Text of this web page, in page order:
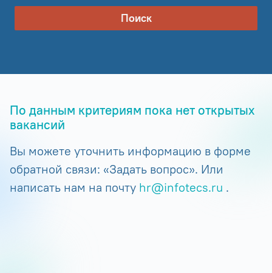
Поиск
По данным критериям пока нет открытых
вакансий
Вы можете уточнить информацию в форме
обратной связи: «Задать вопрос». Или
написать нам на почту hr@infotecs.ru .